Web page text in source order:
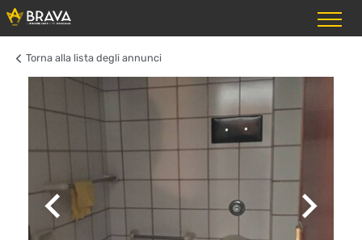
Torna alla lista degli annunci